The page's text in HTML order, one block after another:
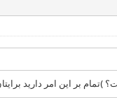
بر این امر دارید